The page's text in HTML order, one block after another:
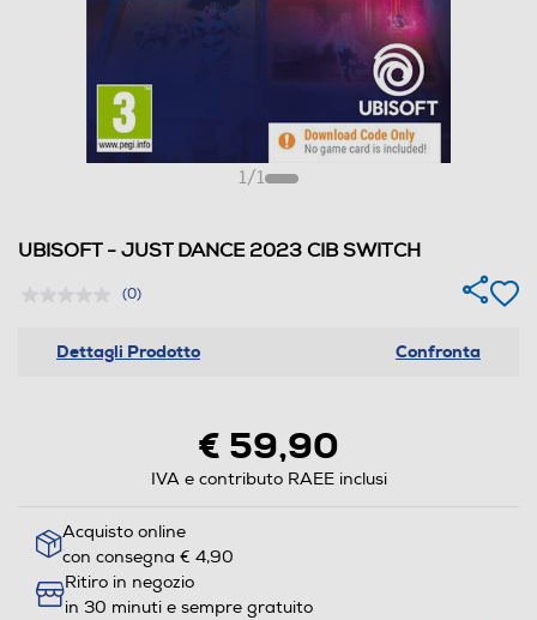
1/1
UBISOFT - JUST DANCE 2023 CIB SWITCH
(0)
Dettagli Prodotto Confronta
€ 59,90
IVA e contributo RAEE inclusi
Acquisto online
con consegna € 4,90
Ritiro in negozio
in 30 minuti e sempre gratuito